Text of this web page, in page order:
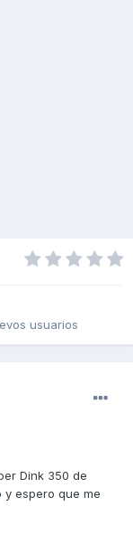
usuarios
Dink 350 de
y espero que me